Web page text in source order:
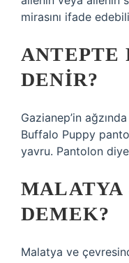
mirasını ifade
ANTEPTE
DENIR?
Gazianep’in
Buffalo Puppy
yavru. Pantolon
MALATYA
DEMEK?
Malatya ve